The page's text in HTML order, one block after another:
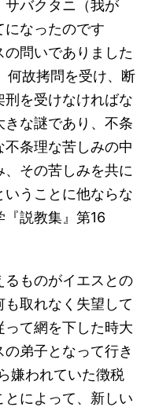
サバクタニ（我が
なったのです
問いでありました
何故拷問を受け、断
を受けなければな
きな謎であり、不条
条理な苦しみの中
その苦しみを共に
うことに他ならな
説教集』第16
るものがイエスとの
取れなく失望して
て網を下した時大
弟子となって行き
嫌われていた徴税
とによって、新しい